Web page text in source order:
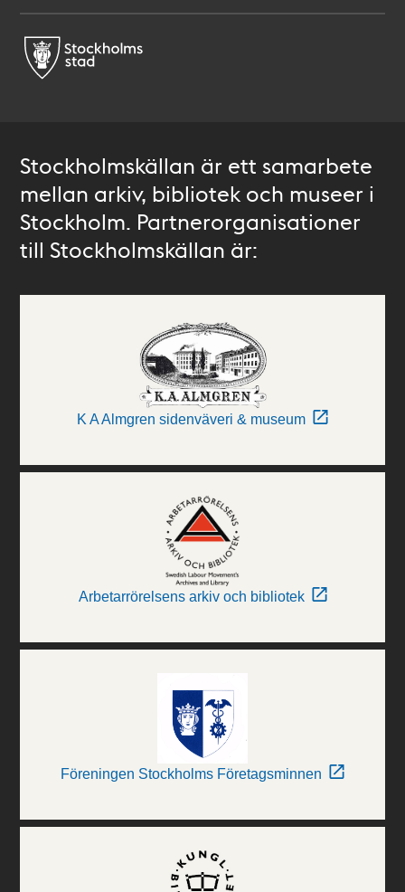
Stockholmskällan är ett samarbete
mellan arkiv, bibliotek och museer i
Stockholm. Partnerorganisationer
till Stockholmskällan är:
K A Almgren sidenväveri & museum
Arbetarrörelsens arkiv och bibliotek
Föreningen Stockholms Företagsminnen